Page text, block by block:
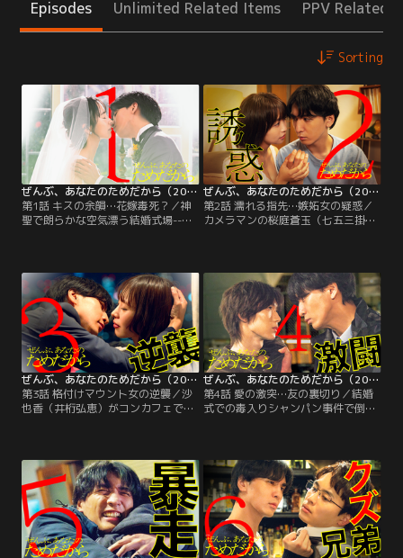
Episodes Unlimited Related Items PPV Related
Sorting
ぜんぶ、あなたのためだから（2026/01/10放送分）第01話
第1話 キスの余韻…花嫁毒死？／神
聖で朗らかな空気漂う結婚式場--。
である尾崎藍里（武田玲奈）と橋本
智恵（大原優乃）、和臣の友人・杉
浦誠（草川拓弥）と木村直人（古屋
呂敏）、森あきら（鈴木愛理）、そ
して沙也香の母・香（松下由樹）と
参列者は少人数ながらも…。
ぜんぶ、あなたのためだから（2026/01/17放送分）第02話
第2話 濡れる指先…嫉妬女の疑惑／
カメラマンの桜庭蒼玉（七五三掛龍
た林田和臣（藤井流星）は、桜庭に
協力を要請し、自分の手で犯人捜し
を開始する。さっそく、式の前日に
沙也香宛てに怪文書が届いていたこ
とを明かす和臣。
ぜんぶ、あなたのためだから（2026/01/24放送分）第03話
第3話 格付けマウント女の逆襲／沙
也香（井桁弘恵）がコンカフェで働
（七五三掛龍也）は違和感を覚え
る。そんな和臣に桜庭は、過去に沙
也香を追い詰めていた悪質レビュー
を投稿した犯人が藍里（武田玲奈）
ではないかと打ち明ける。沙也香へ
の悪意を確信し…。
ぜんぶ、あなたのためだから（2026/01/31放送分）第04話
第4話 愛の激突…友の裏切り／結婚
式での毒入りシャンパン事件で倒れ
ら聞いた衝撃的な沙也香の乱れた過
去について、直接尋ねることはでき
ないまま…。平穏で幸せな日々が戻
った一方、素顔の見えない沙也香に
対して、その心の内は激しくざわつ
いていた。